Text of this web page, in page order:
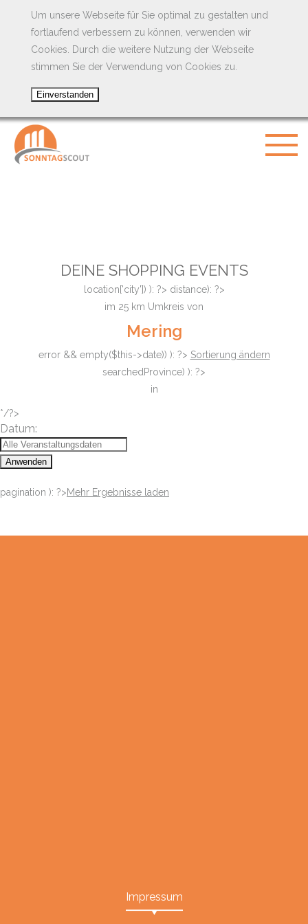
Um unsere Webseite für Sie optimal zu gestalten und
fortlaufend verbessern zu können, verwenden wir
Cookies. Durch die weitere Nutzung der Webseite
stimmen Sie der Verwendung von Cookies zu.
DEINE SHOPPING EVENTS
location['city']) ): ?> distance): ?>
im 25 km Umkreis von
Mering
error && empty($this->date)) ): ?> Sortierung ändern
searchedProvince) ): ?>
in
*/?>
Datum:
Anwenden
pagination ): ?>Mehr Ergebnisse laden
Impressum